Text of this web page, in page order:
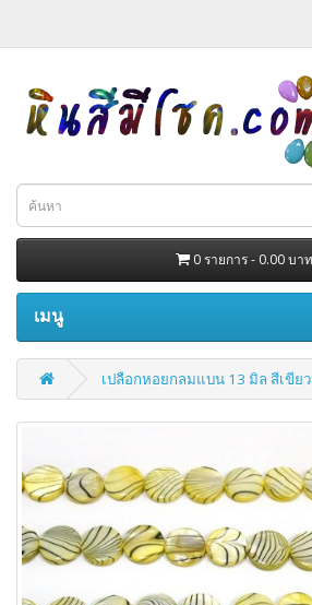
0 รายการ - 0.00 บาท
เมนู
เปลือกหอยกลมแบน 13 มิล สีเขีย